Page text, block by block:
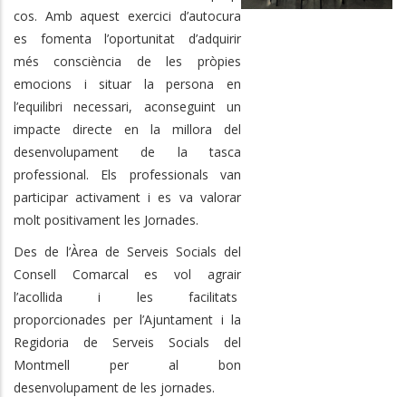
cos. Amb aquest exercici d’autocura
es fomenta l’oportunitat d’adquirir
més consciència de les pròpies
emocions i situar la persona en
l’equilibri necessari, aconseguint un
impacte directe en la millora del
desenvolupament de la tasca
professional. Els professionals van
participar activament i es va valorar
molt positivament les Jornades.
Des de l’Àrea de Serveis Socials del
Consell Comarcal es vol agrair
l’acollida i les facilitats
proporcionades per l’Ajuntament i la
Regidoria de Serveis Socials del
Montmell per al bon
desenvolupament de les jornades.